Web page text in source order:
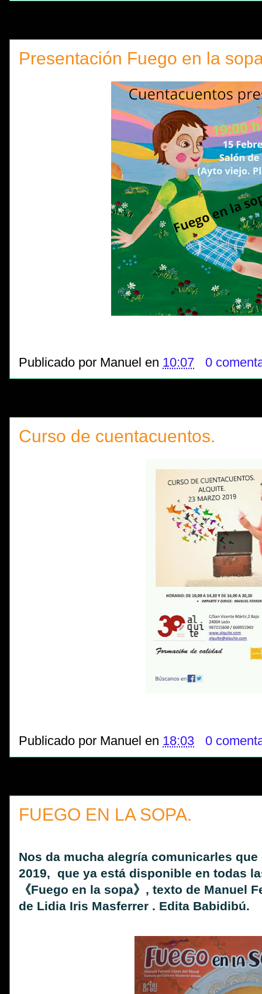
Presentación Fuego en la
Publicado por Manuel en 10:07 0
Curso de cuentacuentos.
Publicado por Manuel en 18:03 0
FUEGO EN LA SOPA.
Nos da mucha alegría comunicarles que
2019, que ya está disponible en todas
《Fuego en la sopa》, texto de Manuel
de Lidia Iris Masferrer . Edita Babidibú.